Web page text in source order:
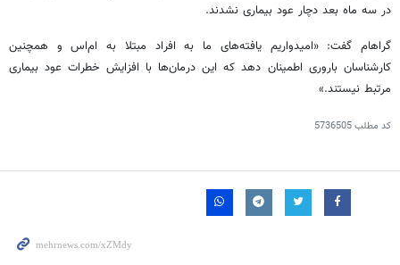
در سه ماه بعد دچار عود بیماری نشدند.
گراهام گفت: «امیدواریم یافته‌های ما به افراد مبتلا به ام‌اس و همچنین
کارشناسان باروری اطمینان دهد که این درمان‌ها با افزایش خطرات عود بیماری
مرتبط نیستند.»
کد مطلب5736505